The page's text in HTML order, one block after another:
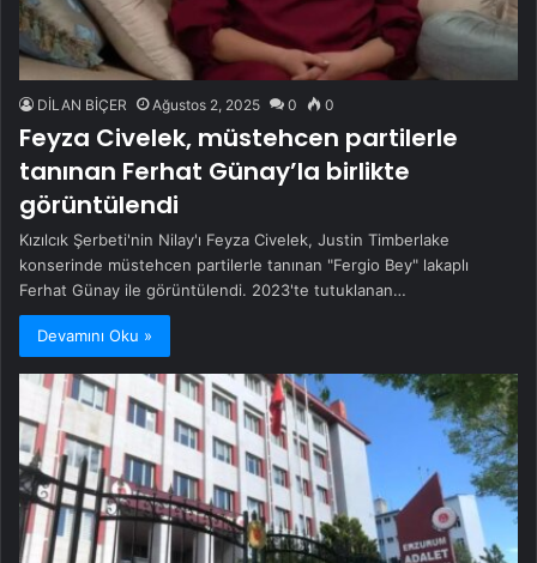
DİLAN BİÇER Ağustos 2, 2025 0 0
Feyza Civelek, müstehcen partilerle
tanınan Ferhat Günay’la birlikte
görüntülendi
Kızılcık Şerbeti'nin Nilay'ı Feyza Civelek, Justin Timberlake
konserinde müstehcen partilerle tanınan "Fergio Bey" lakaplı
Ferhat Günay ile görüntülendi. 2023'te tutuklanan…
Devamını Oku »